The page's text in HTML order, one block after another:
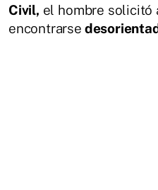
Civil, el hombre solicitó
encontrarse